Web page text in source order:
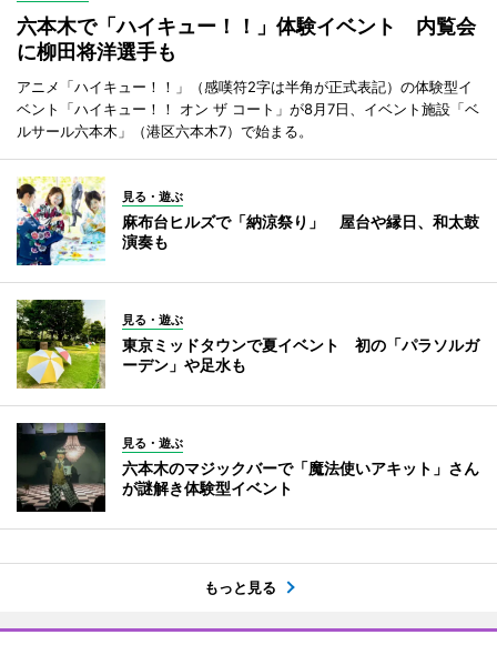
六本木で「ハイキュー！！」体験イベント 内覧会
に柳田将洋選手も
アニメ「ハイキュー！！」（感嘆符2字は半角が正式表記）の体験型イ
ベント「ハイキュー！！ オン ザ コート」が8月7日、イベント施設「ベ
ルサール六本木」（港区六本木7）で始まる。
見る・遊ぶ
麻布台ヒルズで「納涼祭り」 屋台や縁日、和太鼓
演奏も
見る・遊ぶ
東京ミッドタウンで夏イベント 初の「パラソルガ
ーデン」や足水も
見る・遊ぶ
六本木のマジックバーで「魔法使いアキット」さん
が謎解き体験型イベント
もっと見る